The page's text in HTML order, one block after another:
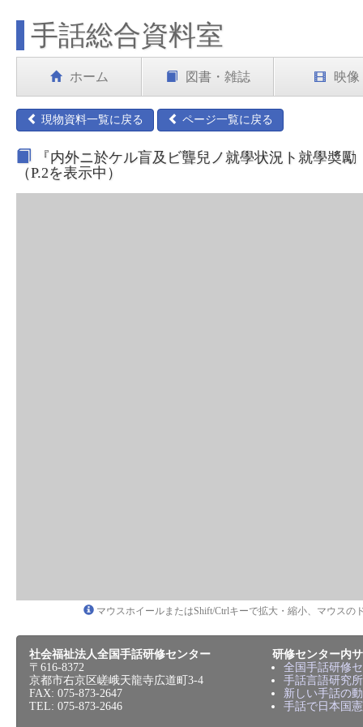
手話総合資料室
ホーム 図書・雑誌 映像
現物資料一覧に戻る ページ一覧に戻る
『内外ニ於ケル盲及ビ聾兒ノ就學状況ト就學
（P.2を表示中）
マウスホイールまたはShift/Ctrlキーで拡大・縮小、マウスの
社会福祉法人全国手話研修センター
〒616-8372
京都市右京区嵯峨天龍寺広道町3-4
FAX: 075-873-2647
TEL: 075-873-2646
研修センター内
全国手話研修
手話言語研究所
新しい手話の
手話で日本国